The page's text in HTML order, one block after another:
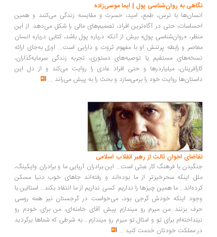
به روان‌شناسی پول | ایما موسی‌زاده
با ترس، طمع، امید، حسرت و مقایسه زندگی می‌کنند و همین
حتی در آگاه‌ترین افراد، تصمیم‌های مالی را شکل می‌دهد. از این
«روان‌شناسی پول» بیش از آنکه درباره پول باشد، کتابی درباره انسان
و رابطه پرتنش او با مفهوم ثروت و دارایی است... اوزل به‌جای ارائه
مستقیم یا توصیه‌های دستوری، تجربه زندگی سرمایه‌گذاران،
میلیاردرها و حتی افراد عادی را روایت می‌کند و از دل این
روایت خود را برمی‌سازد و بحث را به پیش می‌راند ...
اخوان ثالث از رهبر انقلاب اسلامی
با فرهنگ کار عبثی است... این برادران آریایی ما و برادران وایکینگ،
اینکه سحرخیزتر از ما بوده‌اند و رفته‌اند جاهای خوب دنیا مسکن
ما همین چیزها را نداریم. کسی نداریم از ما انتقاد بکند... استالین با
اینکه خودش گرجی بود، می‌خواست در گرجستان نیز همه روسی
بزنند...من میرم رو میندازم پیش آقای خامنه‌ای، من برای خودم رو
برای تو و امثال تو میرم رو میندازم... به شرطی که شماها برگردید
مملکت خودتان خدمت کنید...